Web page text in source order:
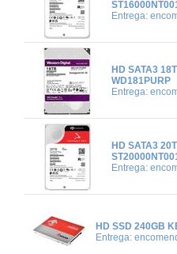
Entrega:
HD SATA3
WD181PURP
Entrega:
HD SATA3
Entrega:
HD SSD 240GB
Entrega: